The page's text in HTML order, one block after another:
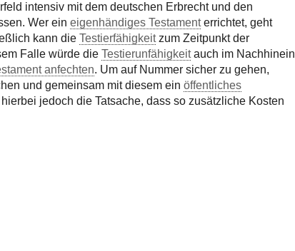
intensiv mit dem deutschen Erbrecht und den
Wer ein eigenhändiges Testamenterrichtet, geht
kann die Testierfähigkeitzum Zeitpunkt der
Falle würde die Testierunfähigkeitauch im Nachhinein
anfechten. Um auf Nummer sicher zu gehen,
und gemeinsam mit diesem ein öffentliches
jedoch die Tatsache, dass so zusätzliche Kosten